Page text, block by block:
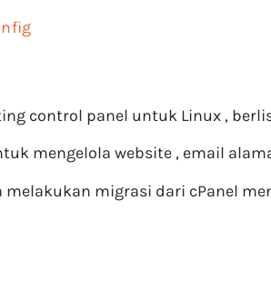
control panel untuk Linux ,
mengelola website , email
migrasi dari cPanel